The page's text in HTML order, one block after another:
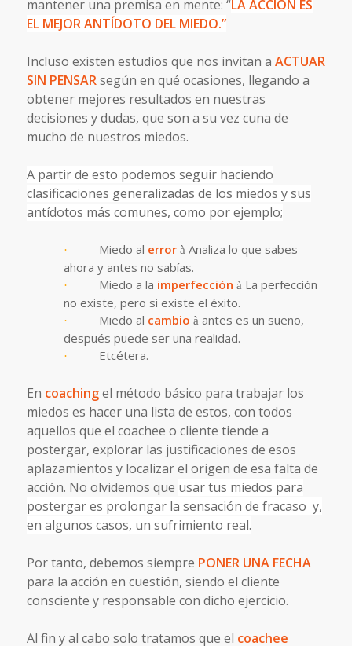
mantener una premisa en mente: “LA ACCIÓN ES
EL MEJOR ANTÍDOTO DEL MIEDO.”
Incluso existen estudios que nos invitan a ACTUAR
SIN PENSARsegún en qué ocasiones, llegando a
obtener mejores resultados en nuestras
decisiones y dudas, que son a su vez cuna de
mucho de nuestros miedos.
A partir de esto podemos seguir haciendo
clasificaciones generalizadas de los miedos y sus
antídotos más comunes, como por ejemplo;
· Miedo al error àAnaliza lo que sabes
ahora y antes no sabías.
· Miedo a la imperfección àLa perfección
no existe, pero si existe el éxito.
· Miedo al cambio àantes es un sueño,
después puede ser una realidad.
· Etcétera.
En coachingel método básico para trabajar los
miedos es hacer una lista de estos, con todos
aquellos que el coachee o cliente tiende a
postergar, explorar las justificaciones de esos
aplazamientos y localizar el origen de esa falta de
acción. No olvidemos que usar tus miedos para
postergar es prolongar la sensación de fracaso y,
en algunos casos, un sufrimiento real.
Por tanto, debemos siempre PONER UNA FECHA
para la acción en cuestión, siendo el cliente
consciente y responsable con dicho ejercicio.
Al fin y al cabo solo tratamos que el coachee